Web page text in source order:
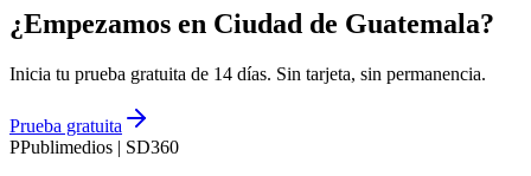
¿Empezamos en Ciudad de Guatemala?
Inicia tu prueba gratuita de 14 días. Sin tarjeta, sin permanencia.
Prueba gratuita
PPublimedios | SD360